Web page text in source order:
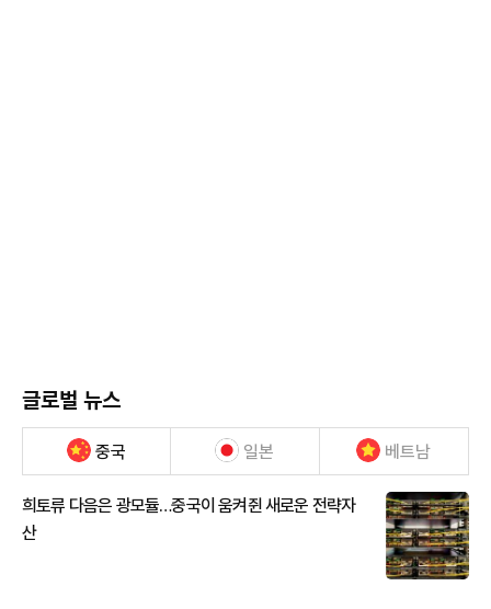
글로벌 뉴스
중국 일본 베트남
희토류 다음은 광모듈…중국이 움켜쥔 새로운 전략자
산